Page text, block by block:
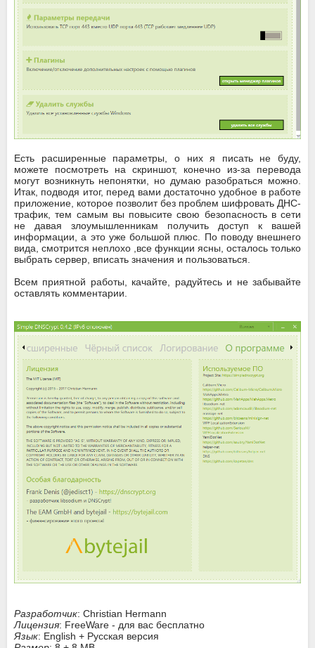
Есть расширенные параметры, о них я писать не буду,
можете посмотреть на скриншот, конечно из-за перевода
могут возникнуть непонятки, но думаю разобраться можно.
Итак, подводя итог, перед вами достаточно удобное в работе
приложение, которое позволит без проблем шифровать ДНС-
трафик, тем самым вы повысите свою безопасность в сети
не давая злоумышленникам получить доступ к вашей
информации, а это уже большой плюс. По поводу внешнего
вида, смотрится неплохо ,все функции ясны, осталось только
выбрать сервер, вписать значения и пользоваться.
Всем приятной работы, качайте, радуйтесь и не забывайте
оставлять комментарии.
Разработчик: Christian Hermann
Лицензия: FreeWare - для вас бесплатно
Язык: English + Русская версия